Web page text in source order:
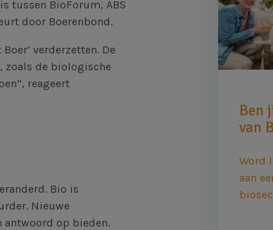
tussen BioForum, ABS
door Boerenbond.
verderzetten. De
zoals de biologische
reageert
Bio is
Nieuwe
antwoord op bieden.
Ben
van
Word
aan